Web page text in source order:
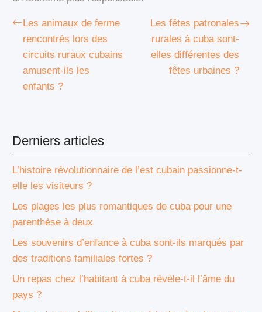
Les animaux de ferme
rencontrés lors des
circuits ruraux cubains
amusent-ils les
enfants ?
Les fêtes patronales
rurales à cuba sont-
elles différentes des
fêtes urbaines ?
Derniers articles
L’histoire révolutionnaire de l’est cubain passionne-t-
elle les visiteurs ?
Les plages les plus romantiques de cuba pour une
parenthèse à deux
Les souvenirs d’enfance à cuba sont-ils marqués par
des traditions familiales fortes ?
Un repas chez l’habitant à cuba révèle-t-il l’âme du
pays ?